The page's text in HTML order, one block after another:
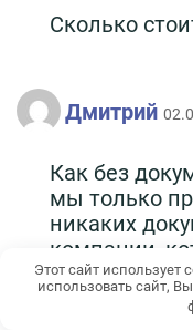
Cколько
Дмитрий
Как без
мы только
никаких
компании,
поручителем
Спасибо.
Этот сайт
использовать сайт,